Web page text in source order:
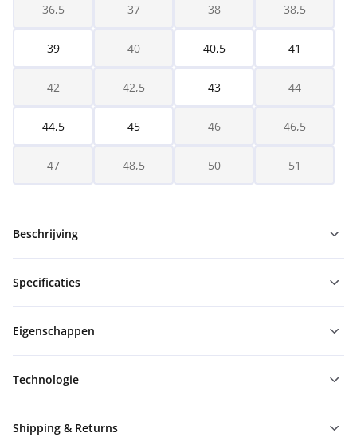
36,5 37 38 38,5
39 40 40,5 41
42 42,5 43 44
44,5 45 46 46,5
47 48,5 50 51
Beschrijving
Specificaties
Eigenschappen
Technologie
Shipping & Returns